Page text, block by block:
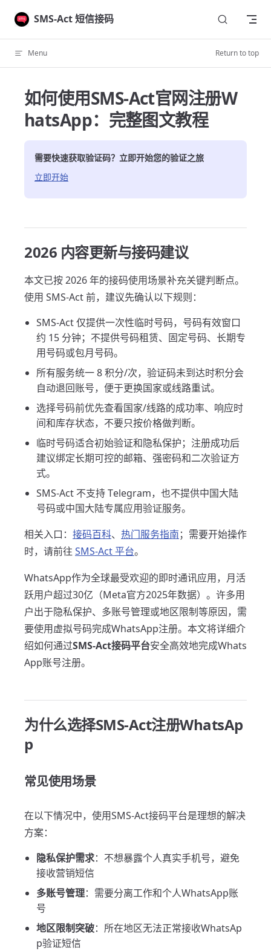
Skip to content
SMS-Act 短信接码
Menu Return to top
如何使用SMS-Act官网注册W
hatsApp：完整图文教程
需要快速获取验证码？立即开始您的验证之旅
立即开始
2026 内容更新与接码建议
本文已按 2026 年的接码使用场景补充关键判断点。
使用 SMS-Act 前，建议先确认以下规则：
SMS-Act 仅提供一次性临时号码，号码有效窗口
约 15 分钟；不提供号码租赁、固定号码、长期专
用号码或包月号码。
所有服务统一 8 积分/次，验证码未到达时积分会
自动退回账号，便于更换国家或线路重试。
选择号码前优先查看国家/线路的成功率、响应时
间和库存状态，不要只按价格做判断。
临时号码适合初始验证和隐私保护；注册成功后
建议绑定长期可控的邮箱、强密码和二次验证方
式。
SMS-Act 不支持 Telegram，也不提供中国大陆
号码或中国大陆专属应用验证服务。
相关入口： 接码百科、 热门服务指南；需要开始操作
时，请前往 SMS-Act 平台。
WhatsApp作为全球最受欢迎的即时通讯应用，月活
跃用户超过30亿（Meta官方2025年数据）。许多用
户出于隐私保护、多账号管理或地区限制等原因，需
要使用虚拟号码完成WhatsApp注册。本文将详细介
绍如何通过SMS-Act接码平台安全高效地完成Whats
App账号注册。
为什么选择SMS-Act注册WhatsAp
p
常见使用场景
在以下情况中，使用SMS-Act接码平台是理想的解决
方案：
隐私保护需求：不想暴露个人真实手机号，避免
接收营销短信
多账号管理：需要分离工作和个人WhatsApp账
号
地区限制突破：所在地区无法正常接收WhatsAp
p验证短信